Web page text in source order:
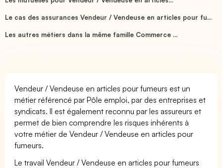
Le cas des assurances Vendeur / Vendeuse en articles pour fu...
Les autres métiers dans la même famille Commerce ...
Vendeur / Vendeuse en articles pour fumeurs est un
métier référencé par Pôle emploi, par des entreprises et
syndicats. Il est également reconnu par les assureurs et
permet de bien comprendre les risques inhérents à
votre métier de Vendeur / Vendeuse en articles pour
fumeurs.
Le travail Vendeur / Vendeuse en articles pour fumeurs